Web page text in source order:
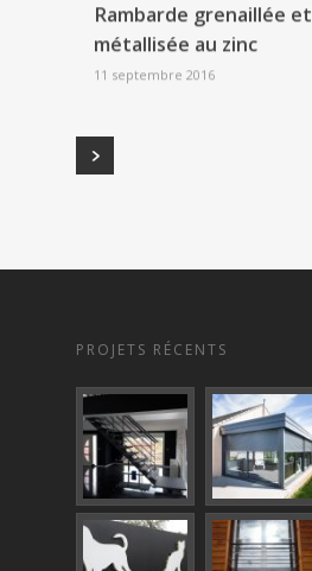
Rambarde grenaillée et
métallisée au zinc
11 septembre 2016
PROJETS RÉCENTS